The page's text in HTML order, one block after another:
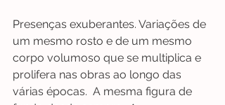
Presenças exuberantes. Variações de
um mesmo rosto e de um mesmo
corpo volumoso que se multiplica e
prolifera nas obras ao longo das
várias épocas.  A mesma figura de